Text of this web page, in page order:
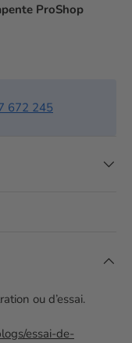
ProShop
672 245
ou d’essai.
essai-de-